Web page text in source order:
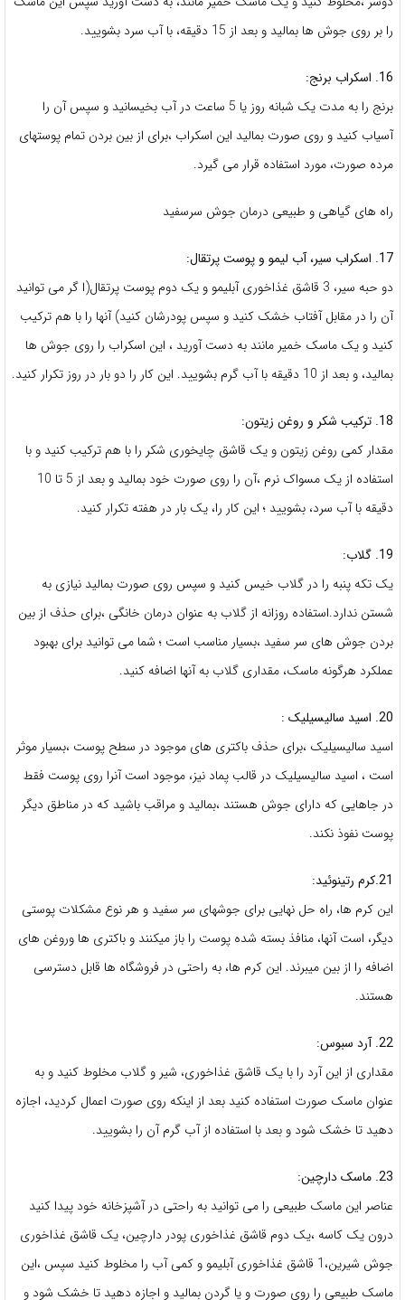
را بر روی جوش ها بمالید و بعد از 15 دقیقه، با آب سرد بشویید.
16. اسکراب برنج:
برنج را به مدت یک شبانه روز یا 5 ساعت در آب بخیسانید و سپس آن را
آسیاب کنید و روی صورت بمالید این اسکراب ،برای از بین بردن تمام پوستهای
مرده صورت، مورد استفاده قرار می گیرد.
راه های گیاهی و طبیعی درمان جوش سرسفید
17. اسکراب سیر، آب لیمو و پوست پرتقال:
دو حبه سیر، 3 قاشق غذاخوری آبلیمو و یک دوم پوست پرتقال(ا گر می توانید
آن را در مقابل آفتاب خشک کنید و سپس پودرشان کنید) آنها را با هم ترکیب
کنید و یک ماسک خمیر مانند به دست آورید ، این اسکراب را روی جوش ها
بمالید، و بعد از 10 دقیقه با آب گرم بشویید. این کار را دو بار در روز تکرار کنید.
18. ترکیب شکر و روغن زیتون:
مقدار کمی روغن زیتون و یک قاشق چایخوری شکر را با هم ترکیب کنید و با
استفاده از یک مسواک نرم ،آن را روی صورت خود بمالید و بعد از 5 تا 10
دقیقه با آب سرد، بشویید ؛ این کار را، یک بار در هفته تکرار کنید.
19. گلاب:
یک تکه پنبه را در گلاب خیس کنید و سپس روی صورت بمالید نیازی به
شستن ندارد.استفاده روزانه از گلاب به عنوان درمان خانگی ،برای حذف از بین
بردن جوش های سر سفید ،بسیار مناسب است ؛ شما می توانید برای بهبود
عملکرد هرگونه ماسک، مقداری گلاب به آنها اضافه کنید.
20. اسید سالیسیلیک :
اسید سالیسیلیک ،برای حذف باکتری های موجود در سطح پوست ،بسیار موثر
است ، اسید سالیسیلیک در قالب پماد نیز، موجود است آنرا روی پوست فقط
در جاهایی که دارای جوش هستند ،بمالید و مراقب باشید که در مناطق دیگر
پوست نفوذ نکند.
21.کرم رتینوئید:
این کرم ها، راه حل نهایی برای جوشهای سر سفید و هر نوع مشکلات پوستی
دیگر، است آنها، منافذ بسته شده پوست را باز میکنند و باکتری ها وروغن های
اضافه را از بین میبرند. این کرم ها، به راحتی در فروشگاه ها قابل دسترسی
هستند.
22. آرد سبوس:
مقداری از این آرد را با یک قاشق غذاخوری، شیر و گلاب مخلوط کنید و به
عنوان ماسک صورت استفاده کنید بعد از اینکه روی صورت اعمال کردید، اجازه
دهید تا خشک شود و بعد با استفاده از آب گرم آن را بشویید.
23. ماسک دارچین:
عناصر این ماسک طبیعی را می توانید به راحتی در آشپزخانه خود پیدا کنید
درون یک کاسه ،یک دوم قاشق غذاخوری پودر دارچین، یک قاشق غذاخوری
جوش شیرین،1 قاشق غذاخوری آبلیمو و کمی آب را مخلوط کنید سپس ،این
ماسک طبیعی را روی صورت و یا گردن بمالید و اجازه دهید تا خشک شود و